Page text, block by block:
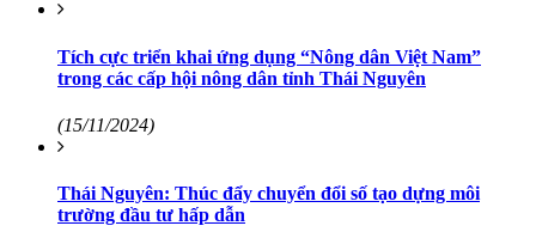
Tích cực triển khai ứng dụng “Nông dân Việt Nam”
trong các cấp hội nông dân tỉnh Thái Nguyên
(15/11/2024)
Thái Nguyên: Thúc đẩy chuyển đổi số tạo dựng môi
trường đầu tư hấp dẫn